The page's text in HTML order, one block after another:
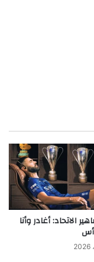
الاتحاد: أغادر وأنا